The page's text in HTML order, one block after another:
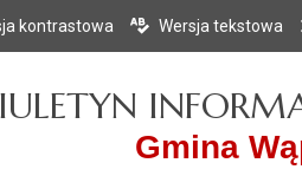
Przejdź do
Przejdź do
Przejdź do
kontrastowa Wersja tekstowa
Gmina